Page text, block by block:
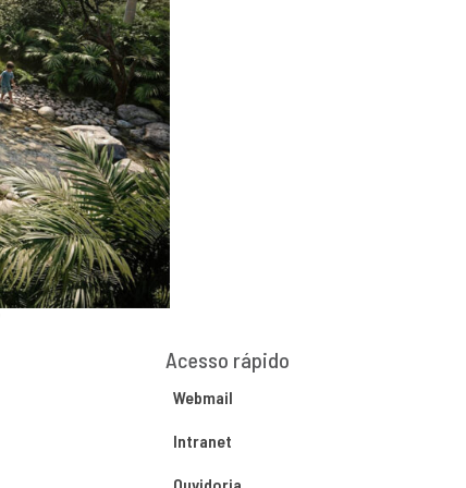
Acesso rápido
Webmail
Intranet